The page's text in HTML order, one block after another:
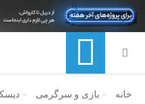
منوی ناوبری خرده نان
خانه بازی و سرگرمی